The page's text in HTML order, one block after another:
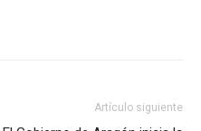
Artículo siguiente